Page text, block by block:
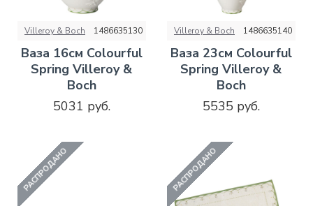
Villeroy & Boch 1486635130
Ваза 16см Colourful
Spring Villeroy &
Boch
5031 руб.
Villeroy & Boch 1486635140
Ваза 23см Colourful
Spring Villeroy &
Boch
5535 руб.
РАСПРОДАНО РАСПРОДАНО